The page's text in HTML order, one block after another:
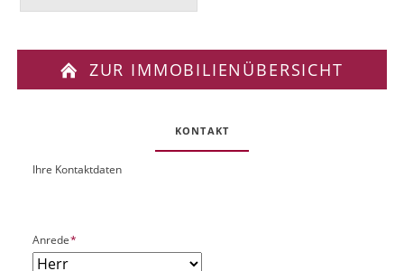
ZUR IMMOBILIENÜBERSICHT
KONTAKT
O
k
UIhre Kontaktdaten
P
f
Anrede*